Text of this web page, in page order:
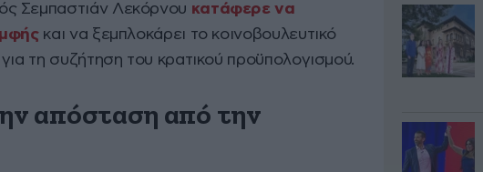
Σεμπαστιάν Λεκόρνου κατάφερε να
και να ξεμπλοκάρει το κοινοβουλευτικό
τη συζήτηση του κρατικού προϋπολογισμού.
απόσταση από την